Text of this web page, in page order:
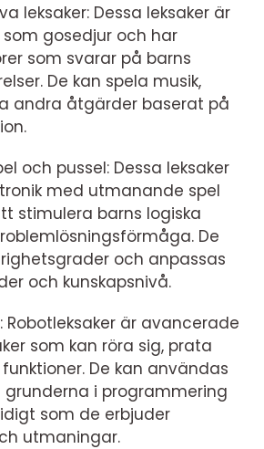
leksaker: Dessa leksaker är
gosedjur och har
som svarar på barns
De kan spela musik,
andra åtgärder baserat på
och pussel: Dessa leksaker
med utmanande spel
stimulera barns logiska
De
och anpassas
och kunskapsnivå.
Robotleksaker är avancerade
som kan röra sig, prata
De kan användas
i programmering
som de erbjuder
utmaningar.